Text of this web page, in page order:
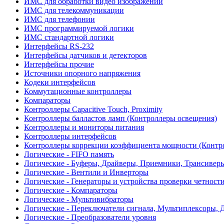
ИМС для телекоммуникации
ИМС для телефонии
ИМС программируемой логики
ИМС стандартной логики
Интерфейсы RS-232
Интерфейсы датчиков и детекторов
Интерфейсы прочие
Источники опорного напряжения
Кодеки интерфейсов
Коммутационные контроллеры
Компараторы
Контроллеры Capacitive Touch, Proximity
Контроллеры балластов ламп (Контроллеры освещения)
Контроллеры и мониторы питания
Контроллеры интерфейсов
Контроллеры коррекции коэффициента мощности
Логические - FIFO память
Логические - Буферы, Драйверы, Приемники,
Логические - Вентили и Инверторы
Логические - Генераторы и устройства проверки четности
Логические - Компараторы
Логические - Мультивибраторы
Логические - Переключатели сигнала, Мультиплексоры,
Логические - Преобразователи уровня